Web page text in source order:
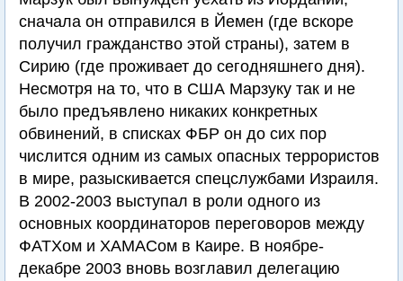
сначала он отправился в Йемен (где вскоре
получил гражданство этой страны), затем в
Сирию (где проживает до сегодняшнего дня).
Несмотря на то, что в США Марзуку так и не
было предъявлено никаких конкретных
обвинений, в списках ФБР он до сих пор
числится одним из самых опасных террористов
в мире, разыскивается спецслужбами Израиля.
В 2002-2003 выступал в роли одного из
основных координаторов переговоров между
ФАТХом и ХАМАСом в Каире. В ноябре-
декабре 2003 вновь возглавил делегацию